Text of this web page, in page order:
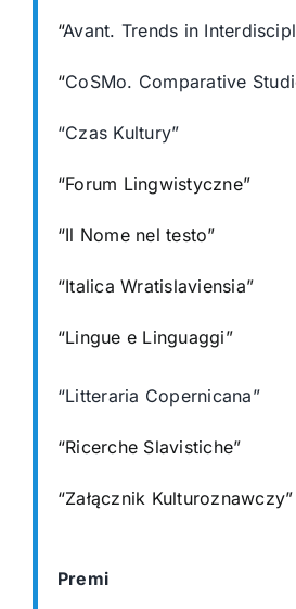
“Avant. Trends in
“CoSMo. Comparative
“Czas Kultury”
“Forum Lingwistyczne”
“Il Nome nel testo”
“Italica Wratislaviensia”
“Lingue e Linguaggi”
“Litteraria Copernicana”
“Ricerche Slavistiche”
“Załącznik Kulturoznawczy”
Premi